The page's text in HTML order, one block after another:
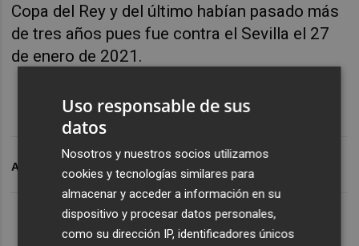
Copa del Rey y del último habían pasado más
de tres años pues fue contra el Sevilla el 27
de enero de 2021.
ARCHIVADO EN VALENCIA CF
Uso responsable de sus
datos
Nosotros y nuestros socios utilizamos
cookies y tecnologías similares para
almacenar y acceder a información en su
dispositivo y procesar datos personales,
como su dirección IP, identificadores únicos